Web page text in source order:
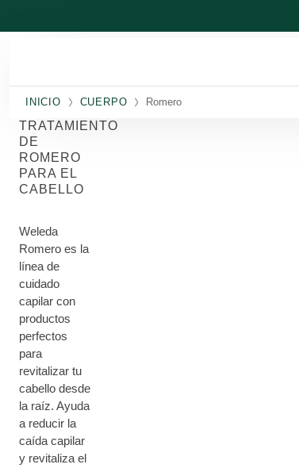
INICIO CUERPO Romero
TRATAMIENTO
DE
ROMERO
PARA EL
CABELLO
Weleda
Romero es la
línea de
cuidado
capilar con
productos
perfectos
para
revitalizar tu
cabello desde
la raíz. Ayuda
a reducir la
caída capilar
y revitaliza el